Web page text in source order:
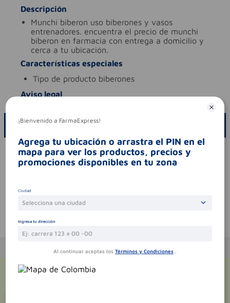
Descripción
munchi biberon uso biberones y vasos
entrenadores. encuentra el precio de munchi
biberon en farmacia con entrega a domicilio y
cerca a tu ubicación.
Características especiales
tipo de producto biberones
Aviso legal
ESCRIBE UN COMENTARIO
Por favor, inicie sesión para escribir un comentario
Sin comentarios.
Te puede interesar
¡Bienvenido a FarmaExpress!
Agrega tu ubicación o arrastra el PIN en el
mapa para ver los productos, precios y
promociones disponibles en tu zona
Ciudad
Selecciona una ciudad
Ingresa tu dirección
Al continuar aceptas los Términos y Condiciones .